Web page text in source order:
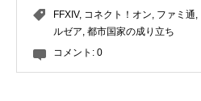
FFXIV, コネクト！オン ファミ通
ルゼア 都市国家の成り立ち
コメント: 0